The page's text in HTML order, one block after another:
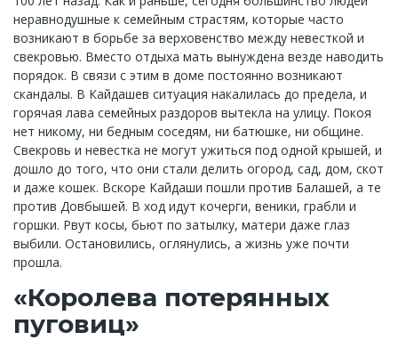
неравнодушные к семейным страстям, которые часто
возникают в борьбе за верховенство между невесткой и
свекровью. Вместо отдыха мать вынуждена везде наводить
порядок. В связи с этим в доме постоянно возникают
скандалы. В Кайдашев ситуация накалилась до предела, и
горячая лава семейных раздоров вытекла на улицу. Покоя
нет никому, ни бедным соседям, ни батюшке, ни общине.
Свекровь и невестка не могут ужиться под одной крышей, и
дошло до того, что они стали делить огород, сад, дом, скот
и даже кошек. Вскоре Кайдаши пошли против Балашей, а те
против Довбышей. В ход идут кочерги, веники, грабли и
горшки. Рвут косы, бьют по затылку, матери даже глаз
выбили. Остановились, оглянулись, а жизнь уже почти
прошла.
«Королева потерянных
пуговиц»